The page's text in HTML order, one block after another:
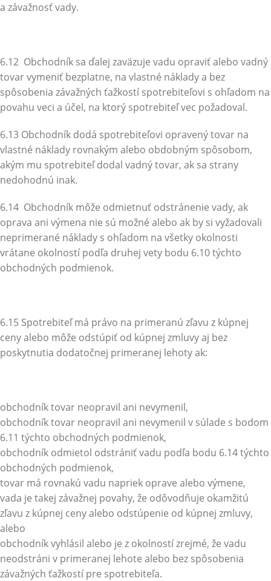
a závažnosť vady.
6.12 Obchodník sa ďalej zaväzuje vadu opraviť alebo vadný
tovar vymeniť bezplatne, na vlastné náklady a bez
spôsobenia závažných ťažkostí spotrebiteľovi s ohľadom na
povahu veci a účel, na ktorý spotrebiteľ vec požadoval.
6.13 Obchodník dodá spotrebiteľovi opravený tovar na
vlastné náklady rovnakým alebo obdobným spôsobom,
akým mu spotrebiteľ dodal vadný tovar, ak sa strany
nedohodnú inak.
6.14 Obchodník môže odmietnuť odstránenie vady, ak
oprava ani výmena nie sú možné alebo ak by si vyžadovali
neprimerané náklady s ohľadom na všetky okolnosti
vrátane okolností podľa druhej vety bodu 6.10 týchto
obchodných podmienok.
6.15 Spotrebiteľ má právo na primeranú zľavu z kúpnej
ceny alebo môže odstúpiť od kúpnej zmluvy aj bez
poskytnutia dodatočnej primeranej lehoty ak:
obchodník tovar neopravil ani nevymenil,
obchodník tovar neopravil ani nevymenil v súlade s bodom
6.11 týchto obchodných podmienok,
obchodník odmietol odstrániť vadu podľa bodu 6.14 týchto
obchodných podmienok,
tovar má rovnakú vadu napriek oprave alebo výmene,
vada je takej závažnej povahy, že odôvodňuje okamžitú
zľavu z kúpnej ceny alebo odstúpenie od kúpnej zmluvy,
alebo
obchodník vyhlásil alebo je z okolností zrejmé, že vadu
neodstráni v primeranej lehote alebo bez spôsobenia
závažných ťažkostí pre spotrebiteľa.